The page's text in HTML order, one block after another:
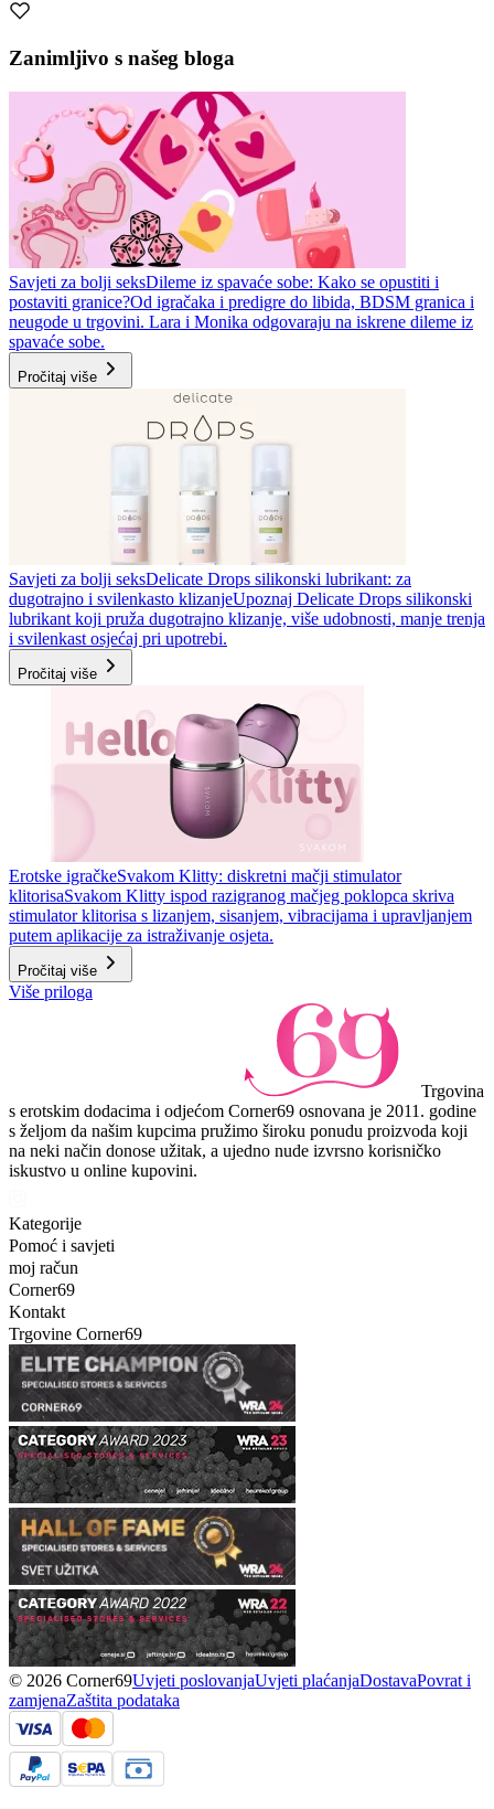
Zanimljivo s našeg bloga
Savjeti za bolji seksDileme iz spavaće sobe: Kako se opustiti i
postaviti granice?Od igračaka i predigre do libida, BDSM granica i
neugode u trgovini. Lara i Monika odgovaraju na iskrene dileme iz
spavaće sobe.
Pročitaj više
Savjeti za bolji seksDelicate Drops silikonski lubrikant: za
dugotrajno i svilenkasto klizanjeUpoznaj Delicate Drops silikonski
lubrikant koji pruža dugotrajno klizanje, više udobnosti, manje trenja
i svilenkast osjećaj pri upotrebi.
Pročitaj više
Erotske igračkeSvakom Klitty: diskretni mačji stimulator
klitorisaSvakom Klitty ispod razigranog mačjeg poklopca skriva
stimulator klitorisa s lizanjem, sisanjem, vibracijama i upravljanjem
putem aplikacije za istraživanje osjeta.
Pročitaj više
Više priloga
Trgovina
s erotskim dodacima i odjećom Corner69 osnovana je 2011. godine
s željom da našim kupcima pružimo široku ponudu proizvoda koji
na neki način donose užitak, a ujedno nude izvrsno korisničko
iskustvo u online kupovini.
Kategorije
Pomoć i savjeti
moj račun
Corner69
Kontakt
Trgovine Corner69
© 2026 Corner69Uvjeti poslovanjaUvjeti plaćanjaDostavaPovrat i
zamjenaZaštita podataka